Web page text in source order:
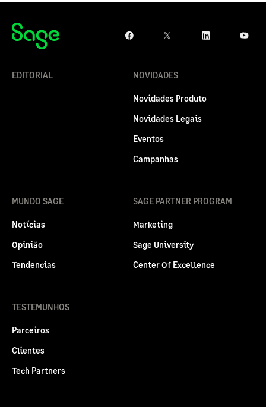
EDITORIAL NOVIDADES
Novidades Produto
Novidades Legais
Eventos
Campanhas
MUNDO SAGE
Notícias
Opinião
Tendencias
SAGE PARTNER PROGRAM
Marketing
Sage University
Center Of Excellence
TESTEMUNHOS
Parceiros
Clientes
Tech Partners